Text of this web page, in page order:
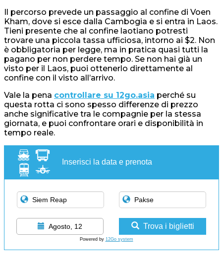
Il percorso prevede un passaggio al confine di Voen
Kham, dove si esce dalla Cambogia e si entra in Laos.
Tieni presente che al confine laotiano potresti
trovare una piccola tassa ufficiosa, intorno ai $2. Non
è obbligatoria per legge, ma in pratica quasi tutti la
pagano per non perdere tempo. Se non hai già un
visto per il Laos, puoi ottenerlo direttamente al
confine con il visto all’arrivo.
Vale la pena controllare su 12go.asia perché su
questa rotta ci sono spesso differenze di prezzo
anche significative tra le compagnie per la stessa
giornata, e puoi confrontare orari e disponibilità in
tempo reale.
Inserisci la data e prenota
Agosto, 12 Trova i biglietti
Powered by 12Go system